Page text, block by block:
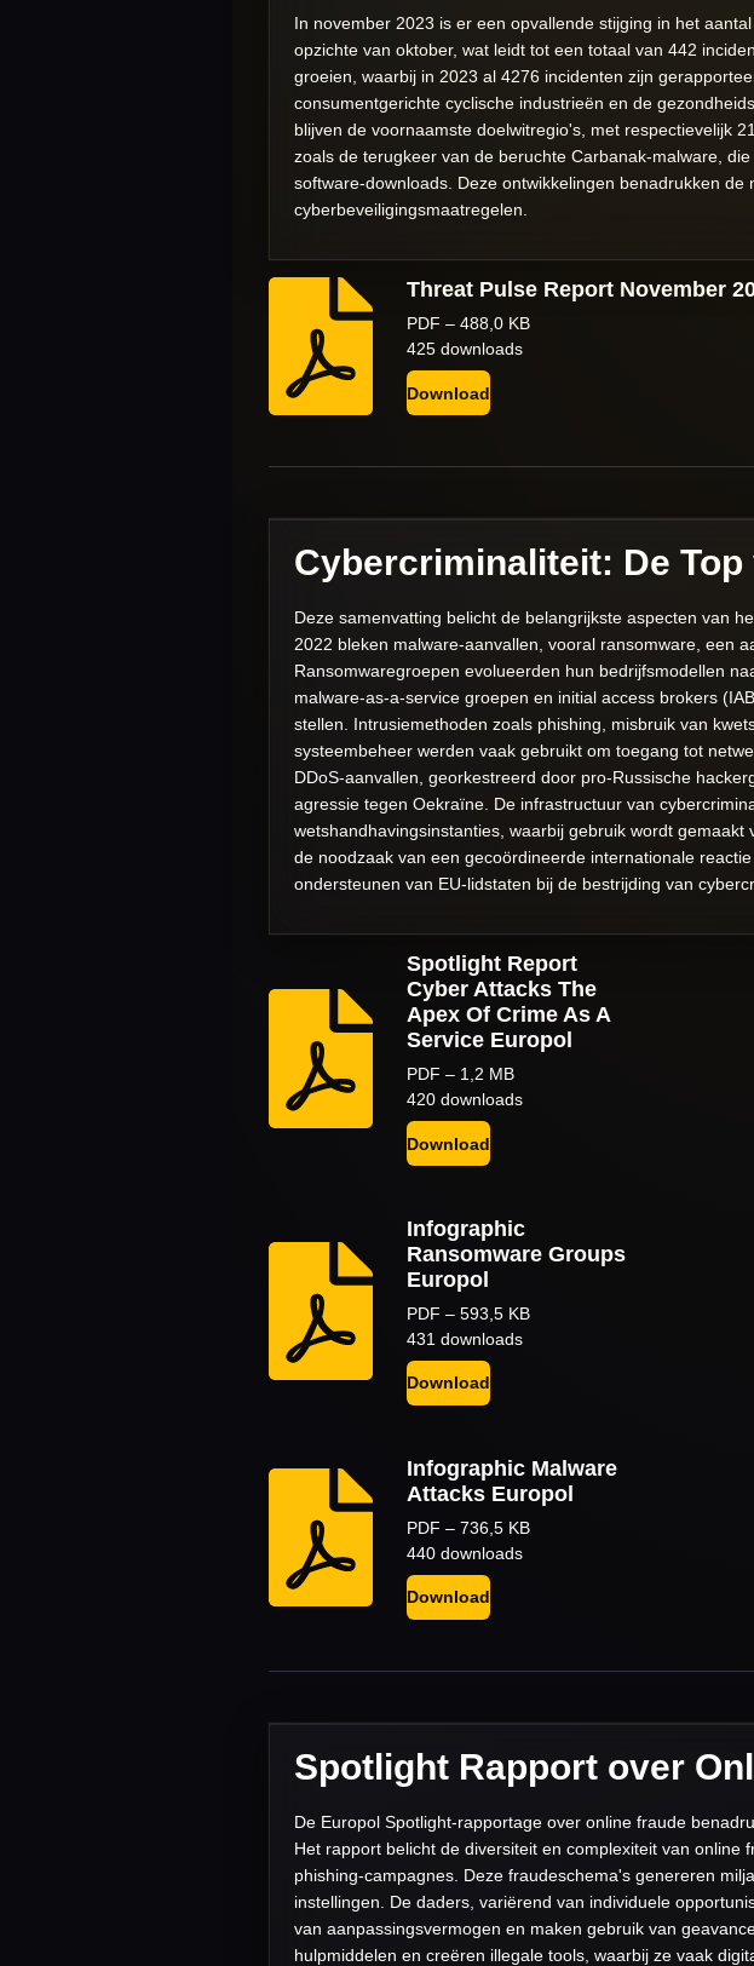
In november 2023 is er een opvallende stijging in het
opzichte van oktober, wat leidt tot een totaal van 442
groeien, waarbij in 2023 al 4276 incidenten zijn
consumentgerichte cyclische industrieën en de
blijven de voornaamste doelwitregio's, met respectievelijk
zoals de terugkeer van de beruchte Carbanak-malware,
software-downloads. Deze ontwikkelingen benadrukken
cyberbeveiligingsmaatregelen.
Threat Pulse Report November
PDF – 488,0 KB
425 downloads
Download
Cybercriminaliteit: De
Deze samenvatting belicht de belangrijkste aspecten van
2022 bleken malware-aanvallen, vooral ransomware, een
Ransomwaregroepen evolueerden hun bedrijfsmodellen
malware-as-a-service groepen en initial access brokers
stellen. Intrusiemethoden zoals phishing, misbruik van
systeembeheer werden vaak gebruikt om toegang tot
DDoS-aanvallen, georkestreerd door pro-Russische
agressie tegen Oekraïne. De infrastructuur van
wetshandhavingsinstanties, waarbij gebruik wordt
de noodzaak van een gecoördineerde internationale
ondersteunen van EU-lidstaten bij de bestrijding van
Spotlight Report
Cyber Attacks The
Apex Of Crime As A
Service Europol
PDF – 1,2 MB
420 downloads
Download
Infographic
Ransomware Groups
Europol
PDF – 593,5 KB
431 downloads
Download
Infographic Malware
Attacks Europol
PDF – 736,5 KB
440 downloads
Download
Spotlight Rapport over
De Europol Spotlight-rapportage over online fraude
Het rapport belicht de diversiteit en complexiteit van
phishing-campagnes. Deze fraudeschema's genereren
instellingen. De daders, variërend van individuele
van aanpassingsvermogen en maken gebruik van
hulpmiddelen en creëren illegale tools, waarbij ze vaak